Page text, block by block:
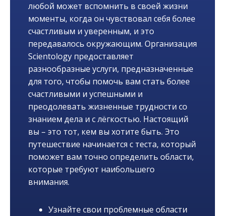
любой может вспомнить в своей жизни
моменты, когда он чувствовал себя более
счастливым и уверенным, и это
передавалось окружающим. Организация
Scientology предоставляет
разнообразные услуги, предназначенные
для того, чтобы помочь вам стать более
счастливыми и успешными и
преодолевать жизненные трудности со
знанием дела и с лёгкостью. Настоящий
вы – это тот, кем вы хотите быть. Это
путешествие начинается с теста, который
поможет вам точно определить области,
которые требуют наибольшего
внимания.
Узнайте свои проблемные области